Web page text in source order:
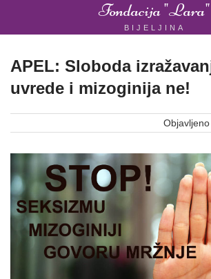
Fondacija "Lara"
BIJELJINA
ORGANIZACIJA
BIH
Fondacija
"Lara"
Bijeljina
APEL: Sloboda
uvrede i mizoginija ne!